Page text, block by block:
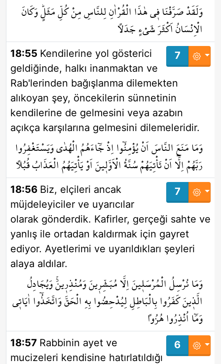
وَلَقَدْ صَرَّفْنَا ف۪ي هٰذَا الْقُرْاٰنِ لِلنَّاسِ مِنْ كُلِّ مَثَلٍۜ وَكَانَ
الْاِنْسَانُ اَكْثَرَ شَيْءٍ جَدَلاً
7
18:55 Kendilerine yol gösterici
geldiğinde, halkı inanmaktan ve
Rab'lerinden bağışlanma dilemekten
alıkoyan şey, öncekilerin sünnetinin
kendilerine de gelmesini veya azabın
açıkça karşılarına gelmesini dilemeleridir.
وَمَا مَنَعَ النَّاسَ اَنْ يُؤْمِنُٓوا اِذْ جَٓاءَهُمُ الْهُدٰى وَيَسْتَغْفِرُوا
رَبَّهُمْ اِلَّٓا اَنْ تَأْتِيَهُمْ سُنَّةُ الْاَوَّل۪ينَ اَوْ يَأْتِيَهُمُ الْعَذَابُ قُبُلاً
7
18:56 Biz, elçileri ancak
müjdeleyiciler ve uyarıcılar
olarak gönderdik. Kafirler, gerçeği sahte ve
yanlış ile ortadan kaldırmak için gayret
ediyor. Ayetlerimi ve uyarıldıkları şeyleri
alaya aldılar.
وَمَا نُرْسِلُ الْمُرْسَل۪ينَ اِلَّا مُبَشِّر۪ينَ وَمُنْذِر۪ينَۚ وَيُجَادِلُ
الَّذ۪ينَ كَفَرُوا بِالْبَاطِلِ لِيُدْحِضُوا بِهِ الْحَقَّ وَاتَّخَذُٓوا اٰيَات۪ي
وَمَٓا اُنْذِرُوا هُزُواً
6
18:57 Rabbinin ayet ve
mucizeleri kendisine hatırlatıldığı